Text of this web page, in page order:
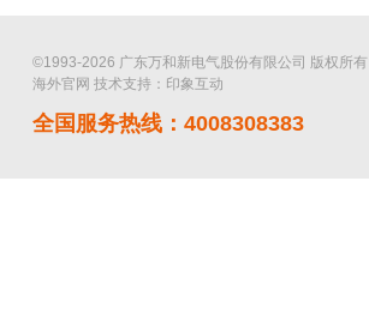
©1993-2026 广东万和新电气股份有限公司 版权所有
海外官网 技术支持：印象互动
全国服务热线：4008308383